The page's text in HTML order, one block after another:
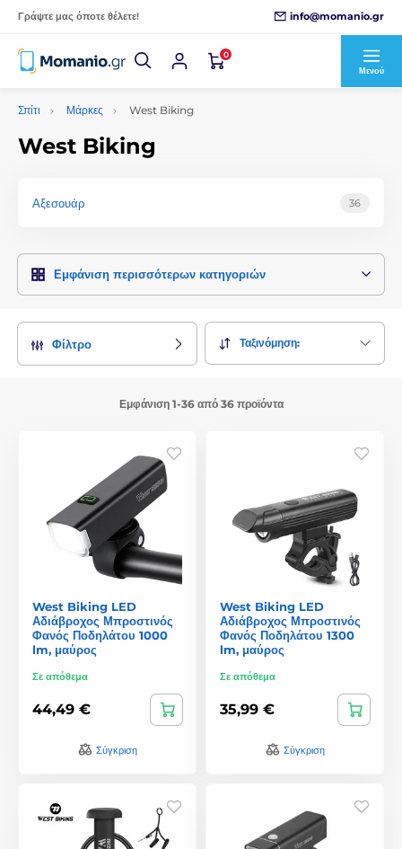
Γράψτε μας όποτε θέλετε! info@momanio.gr
0
Μενού
Σπίτι Μάρκες West Biking
West Biking
Αξεσουάρ 36
Εμφάνιση περισσότερων κατηγοριών
Φίλτρο Ταξινόμηση:
Εμφάνιση 1-36 από 36 προϊόντα
West Biking LED
Αδιάβροχος Μπροστινός
Φανός Ποδηλάτου 1000
lm, μαύρος
Σε απόθεμα
44,49 €
Σύγκριση
West Biking LED
Αδιάβροχος Μπροστινός
Φανός Ποδηλάτου 1300
lm, μαύρος
Σε απόθεμα
35,99 €
Σύγκριση